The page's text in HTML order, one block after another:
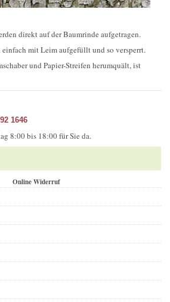
direkt auf der Baumrinde aufgetragen.
mit Leim aufgefüllt und so versperrt.
und Papier-Streifen herumquält, ist
1646
8:00 bis 18:00 für Sie da.
Online Widerruf